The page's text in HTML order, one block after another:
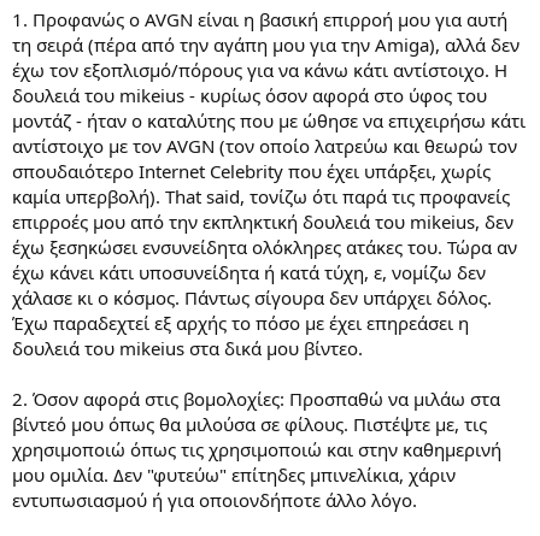
1. Προφανώς ο AVGN είναι η βασική επιρροή μου για αυτή
τη σειρά (πέρα από την αγάπη μου για την Amiga), αλλά δεν
έχω τον εξοπλισμό/πόρους για να κάνω κάτι αντίστοιχο. Η
δουλειά του mikeius - κυρίως όσον αφορά στο ύφος του
μοντάζ - ήταν ο καταλύτης που με ώθησε να επιχειρήσω κάτι
αντίστοιχο με τον AVGN (τον οποίο λατρεύω και θεωρώ τον
σπουδαιότερο Internet Celebrity που έχει υπάρξει, χωρίς
καμία υπερβολή). That said, τονίζω ότι παρά τις προφανείς
επιρροές μου από την εκπληκτική δουλειά του mikeius, δεν
έχω ξεσηκώσει ενσυνείδητα ολόκληρες ατάκες του. Τώρα αν
έχω κάνει κάτι υποσυνείδητα ή κατά τύχη, ε, νομίζω δεν
χάλασε κι ο κόσμος. Πάντως σίγουρα δεν υπάρχει δόλος.
Έχω παραδεχτεί εξ αρχής το πόσο με έχει επηρεάσει η
δουλειά του mikeius στα δικά μου βίντεο.
2. Όσον αφορά στις βομολοχίες: Προσπαθώ να μιλάω στα
βίντεό μου όπως θα μιλούσα σε φίλους. Πιστέψτε με, τις
χρησιμοποιώ όπως τις χρησιμοποιώ και στην καθημερινή
μου ομιλία. Δεν "φυτεύω" επίτηδες μπινελίκια, χάριν
εντυπωσιασμού ή για οποιονδήποτε άλλο λόγο.